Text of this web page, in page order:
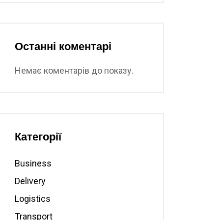
Останні коментарі
Немає коментарів до показу.
Категорії
Business
Delivery
Logistics
Transport